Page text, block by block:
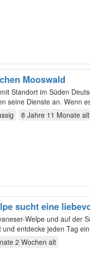
Mooswald
Standort im Süden
seine Dienste an. Wenn
8 Jahre 11 Monate alt
sucht eine
entdecke jeden Tag
2 Wochen alt